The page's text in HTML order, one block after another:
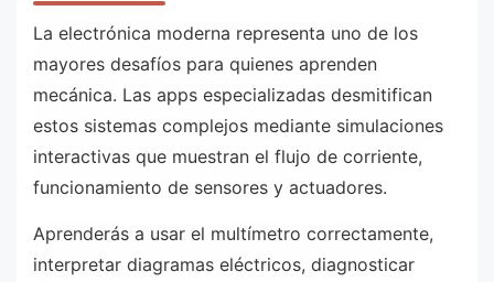
La electrónica moderna representa uno de los
mayores desafíos para quienes aprenden
mecánica. Las apps especializadas desmitifican
estos sistemas complejos mediante simulaciones
interactivas que muestran el flujo de corriente,
funcionamiento de sensores y actuadores.
Aprenderás a usar el multímetro correctamente,
interpretar diagramas eléctricos, diagnosticar